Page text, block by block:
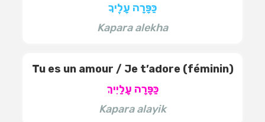
כַּפָּרָה עָלֶיךָ
Kapara alekha
Tu es un amour / Je t’adore (féminin)
כַּפָּרָה עָלַיִיךְ
Kapara alayik